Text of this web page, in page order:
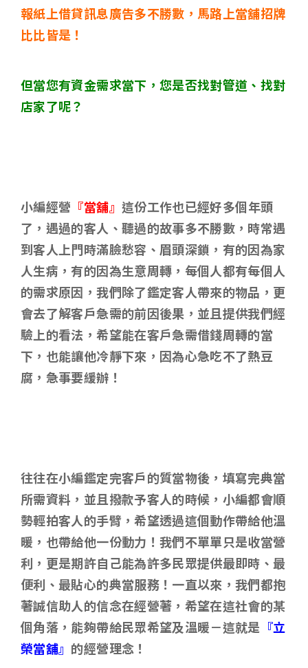
報紙上借貸訊息廣告多不勝數 ，馬路上當舖招牌
比比皆是！
但當您有資金需求當下，您是否找對管道、找對
店家了呢？
小編經營 『當舖』 這份工作也已經好多個年頭
了，遇過的客人、聽過的故事多不勝數，時常遇
到客人上門時滿臉愁容、眉頭深鎖，有的因為家
人生病，有的因為生意周轉，每個人都有每個人
的需求原因，我們除了鑑定客人帶來的物品，更
會去了解客戶急需的前因後果，並且提供我們經
驗上的看法，希望能在客戶急需借錢周轉的當
下，也能讓他冷靜下來，因為心急吃不了熱豆
腐，急事要緩辦！
往往在小編鑑定完客戶的質當物後，填寫完典當
所需資料，並且撥款予客人的時候，小編都會順
勢輕拍客人的手臂，希望透過這個動作帶給他溫
暖，也帶給他一份動力！我們不單單只是收當營
利，更是期許自己能為許多民眾提供最即時、最
便利、最貼心的典當服務！一直以來，我們都抱
著誠信助人的信念在經營著，希望在這社會的某
個角落，能夠帶給民眾希望及溫暖－這就是 『立
榮當舖』 的經營理念！